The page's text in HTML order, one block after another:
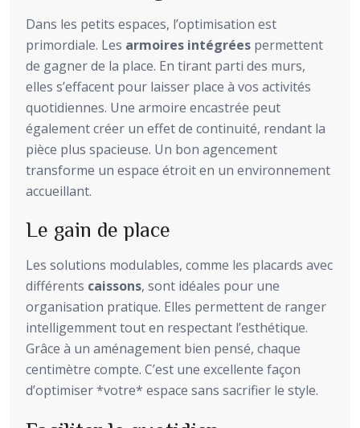
Dans les petits espaces, l’optimisation est
primordiale. Les armoires intégrées permettent
de gagner de la place. En tirant parti des murs,
elles s’effacent pour laisser place à vos activités
quotidiennes. Une armoire encastrée peut
également créer un effet de continuité, rendant la
pièce plus spacieuse. Un bon agencement
transforme un espace étroit en un environnement
accueillant.
Le gain de place
Les solutions modulables, comme les placards avec
différents caissons, sont idéales pour une
organisation pratique. Elles permettent de ranger
intelligemment tout en respectant l’esthétique.
Grâce à un aménagement bien pensé, chaque
centimètre compte. C’est une excellente façon
d’optimiser *votre* espace sans sacrifier le style.